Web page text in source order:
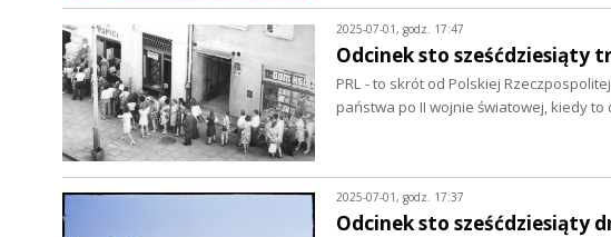
2025-07-01, godz. 17:47
Odcinek sto sześćdziesiąty
PRL - to skrót od Polskiej
państwa po II wojnie światowej, kiedy
2025-07-01, godz. 17:37
Odcinek sto sześćdziesiąty